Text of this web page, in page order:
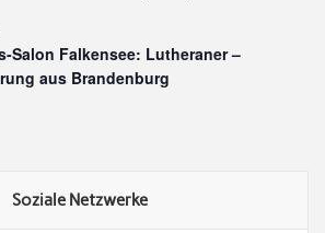
Salon Falkensee: Lutheraner –
aus Brandenburg
Soziale Netzwerke